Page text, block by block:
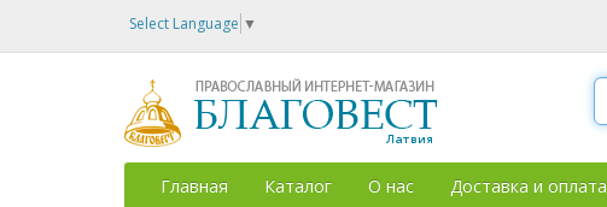
Select Language ▼
Главная Каталог О нас Доставка и оплата